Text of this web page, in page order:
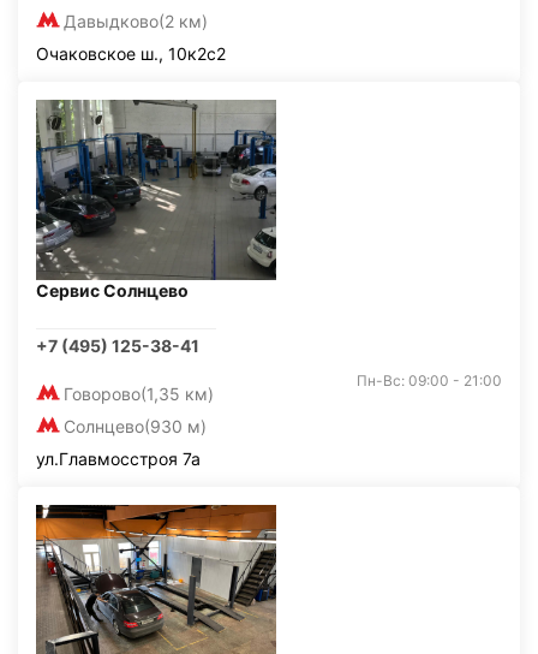
Давыдково(2 км)
Очаковское ш., 10к2с2
Сервис Солнцево
+7 (495) 125-38-41
Говорово(1,35 км)
Солнцево(930 м)
Пн-Вс: 09:00 - 21:00
ул.Главмосстроя 7а